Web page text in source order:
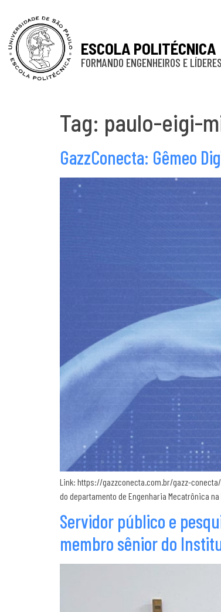
ESCOLA POLITÉCNICA
FORMANDO ENGENHEIROS E LÍDERES
Tag: paulo-eigi-
GazzConecta: Gêmeo
Link: https://gazzconecta.com.br/gazz-
do departamento de Engenharia Mecatrônica
Servidor público e
membro sênior do